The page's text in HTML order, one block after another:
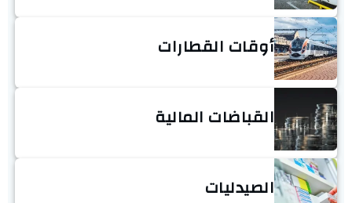
أوقات القطارات
القباضات المالية
الصيدليات